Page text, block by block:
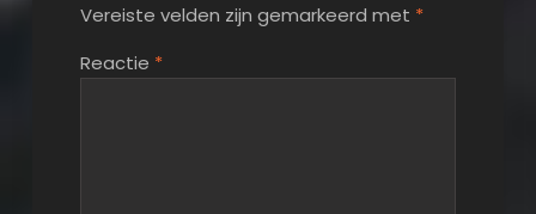
Vereiste velden zijn gemarkeerd met *
Reactie *